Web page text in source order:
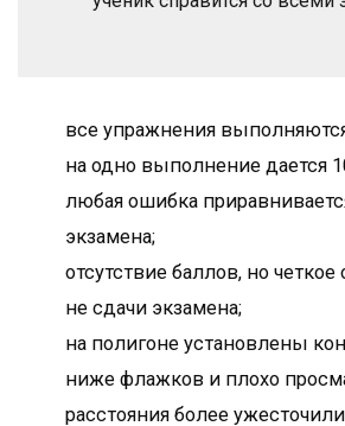
все упражнения
на одно выполнение дается
любая ошибка
экзамена;
отсутствие баллов, но
не сдачи экзамена;
на полигоне установлены
ниже флажков и плохо
расстояния более